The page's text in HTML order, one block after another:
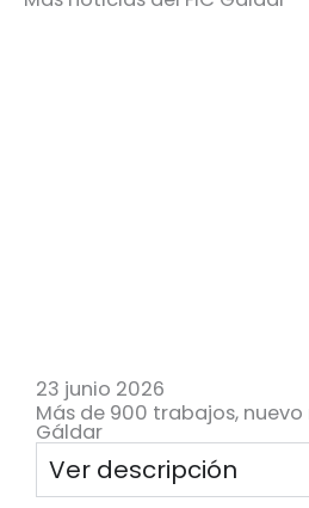
23 junio 2026
Más de 900 trabajos,
Gáldar
Ver descripción